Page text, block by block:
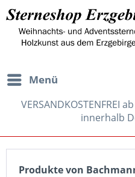
Menü
VERSANDKOSTENFREI
innerhalb
Produkte von